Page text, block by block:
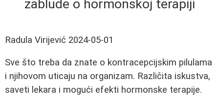
zablude o hormonskoj terapiji
Radula Virijević 2024-05-01
Sve što treba da znate o kontracepcijskim pilulama
i njihovom uticaju na organizam. Različita iskustva,
saveti lekara i mogući efekti hormonske terapije.